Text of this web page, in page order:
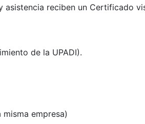
asistencia reciben un Certificado
de la UPADI).
empresa)